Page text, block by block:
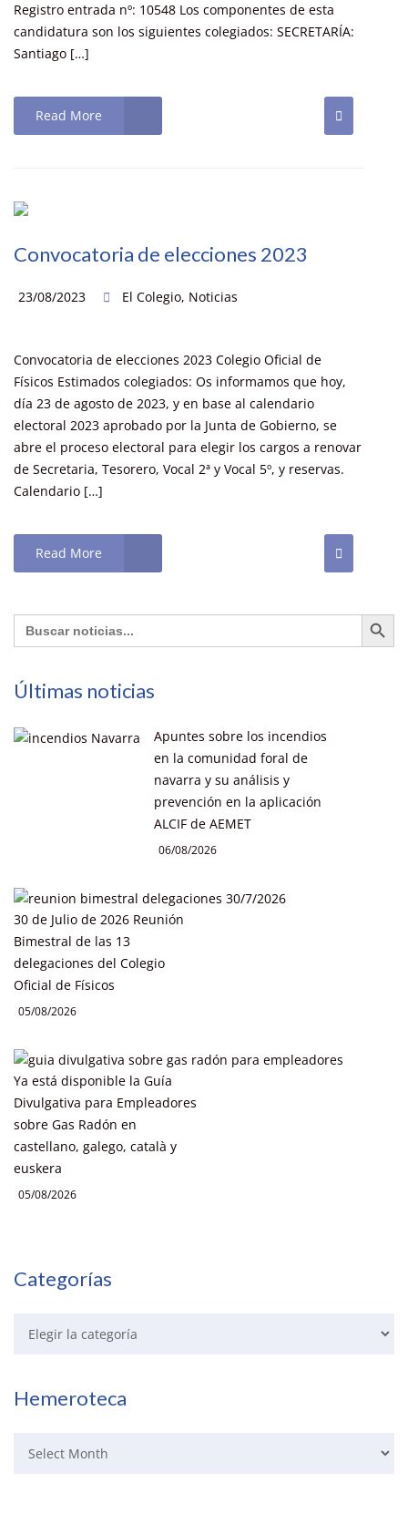
Registro entrada nº: 10548 Los componentes de esta
candidatura son los siguientes colegiados: SECRETARÍA:
Santiago […]
Read More
Convocatoria de elecciones 2023
23/08/2023 El Colegio, Noticias
Convocatoria de elecciones 2023 Colegio Oficial de
Físicos Estimados colegiados: Os informamos que hoy,
día 23 de agosto de 2023, y en base al calendario
electoral 2023 aprobado por la Junta de Gobierno, se
abre el proceso electoral para elegir los cargos a renovar
de Secretaria, Tesorero, Vocal 2ª y Vocal 5º, y reservas.
Calendario […]
Read More
Buscar: Botón de
Últimas noticias
Apuntes sobre los incendios
en la comunidad foral de
navarra y su análisis y
prevención en la aplicación
ALCIF de AEMET
06/08/2026
30 de Julio de 2026 Reunión
Bimestral de las 13
delegaciones del Colegio
Oficial de Físicos
05/08/2026
Ya está disponible la Guía
Divulgativa para Empleadores
sobre Gas Radón en
castellano, galego, català y
euskera
05/08/2026
Categorías
Hemeroteca